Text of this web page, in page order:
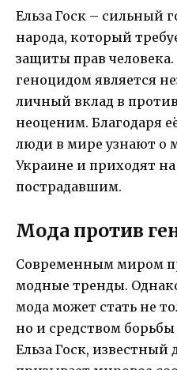
Ельза Госк – сильный
народа, который
защиты прав человека.
геноцидом является
личный вклад в
неоценим. Благодаря
люди в мире узнают о
Украине и приходят
пострадавшим.
Мода против
Современным миром
модные тренды.
мода может стать не
но и средством борьбы
Ельза Госк, известный